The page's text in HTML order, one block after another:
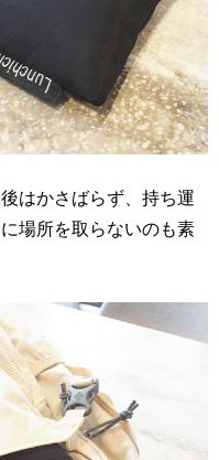
はかさばらず、持ち運
場所を取らないのも素